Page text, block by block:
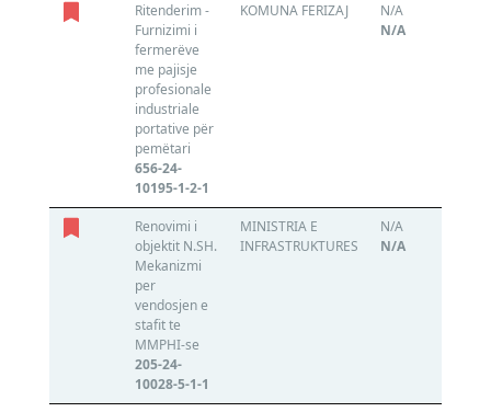
Ritenderim -
Furnizimi i
fermerëve
me pajisje
profesionale
industriale
portative për
pemëtari
656-24-
10195-1-2-1
KOMUNA FERIZAJ
N/A
N/A
Renovimi i
objektit N.SH.
Mekanizmi
per
vendosjen e
stafit te
MMPHI-se
205-24-
10028-5-1-1
MINISTRIA E
INFRASTRUKTURES
N/A
N/A